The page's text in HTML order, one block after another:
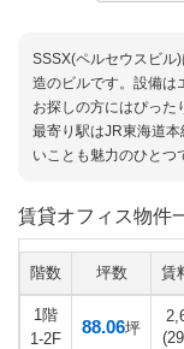
SSSX(ペルセウスビル
造のビルです。設備は
お探しの方にはぴった
最寄り駅はJR東海道
いことも魅力のひとつ
賃貸オフィス物件
階数 坪数 賃
1階
1-2F
88.06坪